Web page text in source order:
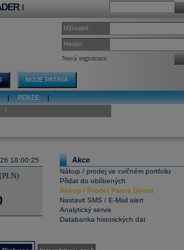
|
Uživatel:
Heslo:
Nová registrace
MOJE PATRIA
PENZE
18:00:25 Akce
Nákup / prodej ve cvičném portfoliu
Přidat do oblíbených
Nákup/ Prodej Patria Direct
Nastavit SMS / E-Mail alert
Analytický servis
Databanka historických dat